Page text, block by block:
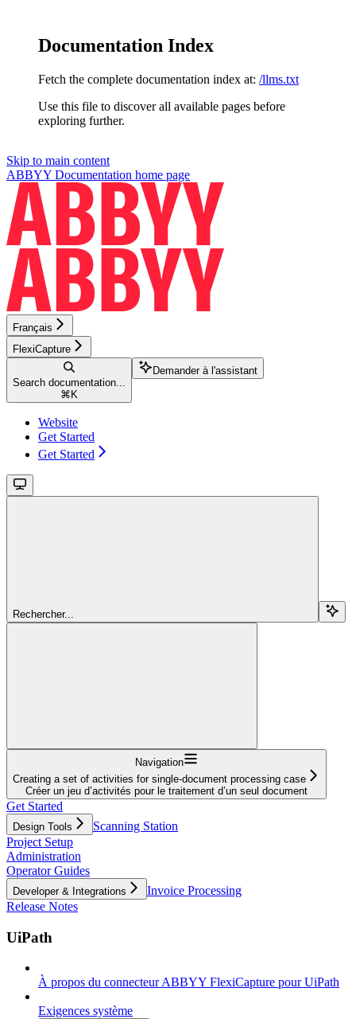
Documentation Index
Fetch the complete documentation index at: /llms.txt
Use this file to discover all available pages before
exploring further.
Skip to main content
ABBYY Documentation home page
Français
FlexiCapture
Search documentation...
⌘ K
Demander à l'assistant
Website
Get Started
Get Started
Rechercher...
Navigation
Creating a set of activities for single-document processing case
Créer un jeu d’activités pour le traitement d’un seul document
Get Started
Design Tools
Scanning Station
Project Setup
Administration
Operator Guides
Developer & Integrations
Invoice Processing
Release Notes
UiPath
À propos du connecteur ABBYY FlexiCapture pour UiPath
Exigences système